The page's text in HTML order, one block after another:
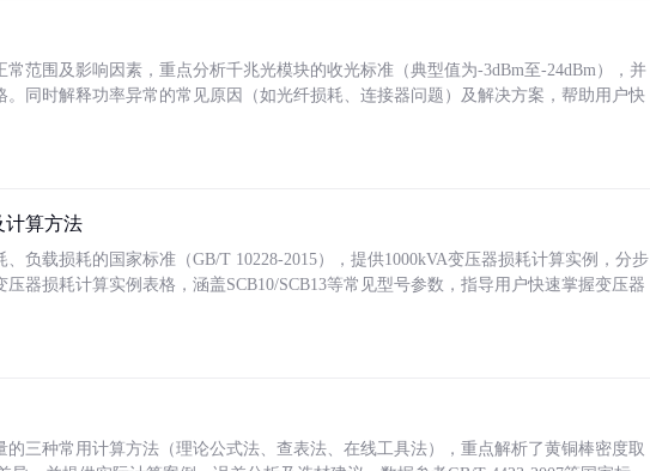
范围及影响因素，重点分析千兆光模块的收光标准（典型值为-3dBm至-24dBm），并
同时解释功率异常的常见原因（如光纤损耗、连接器问题）及解决方案，帮助用户快
计算方法
负载损耗的国家标准（GB/T 10228-2015），提供1000kVA变压器损耗计算实例，分步
器损耗计算实例表格，涵盖SCB10/SCB13等常见型号参数，指导用户快速掌握变压器
三种常用计算方法（理论公式法、查表法、在线工具法），重点解析了黄铜棒密度取